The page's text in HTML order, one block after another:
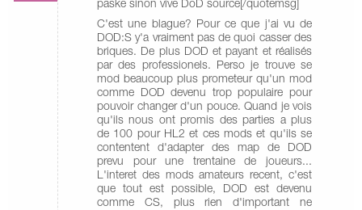
paske sinon vive DoD source[/quotemsg]
C'est une blague? Pour ce que j'ai vu de
DOD:S y'a vraiment pas de quoi casser des
briques. De plus DOD et payant et réalisés
par des professionels. Perso je trouve se
mod beaucoup plus prometeur qu'un mod
comme DOD devenu trop populaire pour
pouvoir changer d'un pouce. Quand je vois
qu'ils nous ont promis des parties a plus
de 100 pour HL2 et ces mods et qu'ils se
contentent d'adapter des map de DOD
prevu pour une trentaine de joueurs...
L'interet des mods amateurs recent, c'est
que tout est possible, DOD est devenu
comme CS, plus rien d'important ne